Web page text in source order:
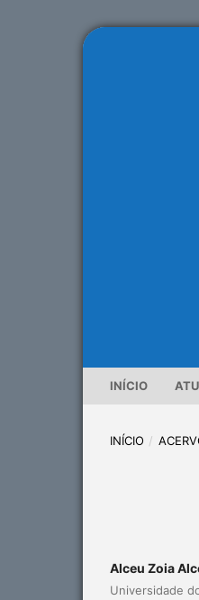
INÍCIO
INÍCIO /
Alceu Zoia
Universidade